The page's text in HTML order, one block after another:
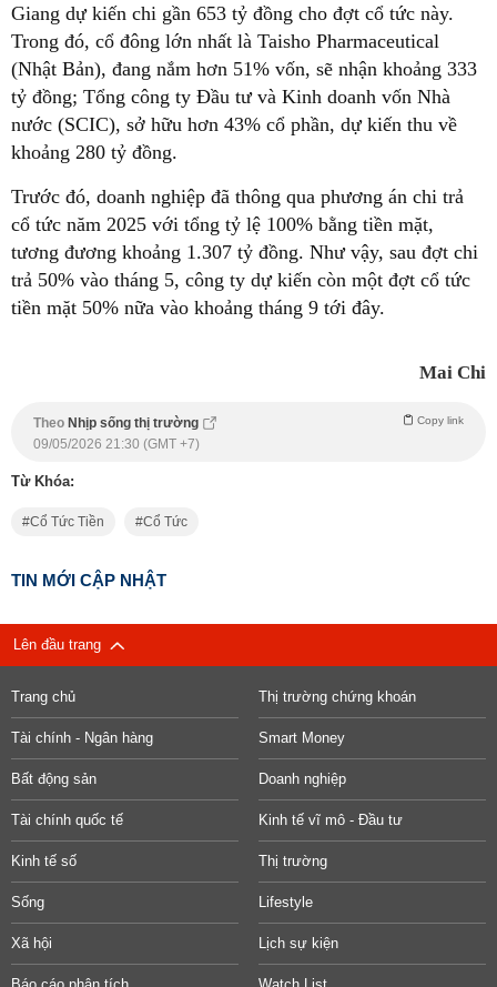
Giang dự kiến chi gần 653 tỷ đồng cho đợt cổ tức này.
Trong đó, cổ đông lớn nhất là Taisho Pharmaceutical
(Nhật Bản), đang nắm hơn 51% vốn, sẽ nhận khoảng 333
tỷ đồng; Tổng công ty Đầu tư và Kinh doanh vốn Nhà
nước (SCIC), sở hữu hơn 43% cổ phần, dự kiến thu về
khoảng 280 tỷ đồng.
Trước đó, doanh nghiệp đã thông qua phương án chi trả
cổ tức năm 2025 với tổng tỷ lệ 100% bằng tiền mặt,
tương đương khoảng 1.307 tỷ đồng. Như vậy, sau đợt chi
trả 50% vào tháng 5, công ty dự kiến còn một đợt cổ tức
tiền mặt 50% nữa vào khoảng tháng 9 tới đây.
Mai Chi
Theo Nhịp sống thị trường Copy link
09/05/2026 21:30 (GMT +7)
Từ Khóa:
Cổ Tức Tiền Cổ Tức
TIN MỚI CẬP NHẬT
Lên đầu trang
Trang chủ Thị trường chứng khoán
Tài chính - Ngân hàng Smart Money
Bất động sản Doanh nghiệp
Tài chính quốc tế Kinh tế vĩ mô - Đầu tư
Kinh tế số Thị trường
Sống Lifestyle
Xã hội Lịch sự kiện